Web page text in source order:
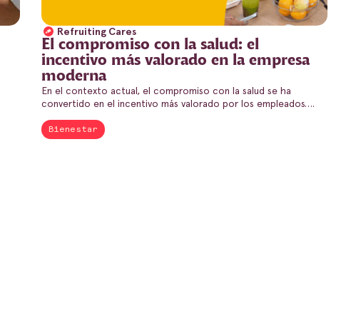
Refruiting Cares
El compromiso con la salud: el
incentivo más valorado en la empresa
moderna
En el contexto actual, el compromiso con la salud se ha
convertido en el incentivo más valorado por los empleados….
Bienestar